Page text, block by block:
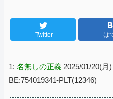
Twitter は
1: 名無しの正義 2025/01/20(月
BE:754019341-PLT(12346)